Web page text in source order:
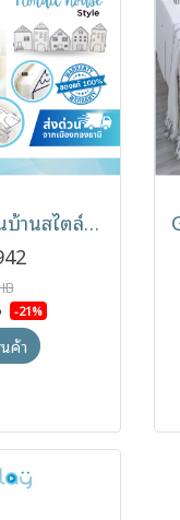
BONBEBE หมอนบ้านสไตล์นอร์ดิก ป้องกันการกระเเทก cushion baby bumper
-21%
ค้า